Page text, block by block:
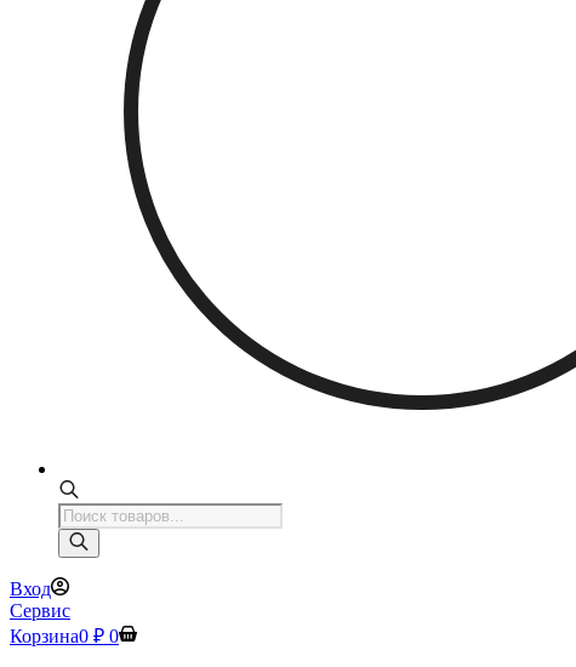
Поиск
товаров
Вход
Сервис
Корзина0 ₽ 0